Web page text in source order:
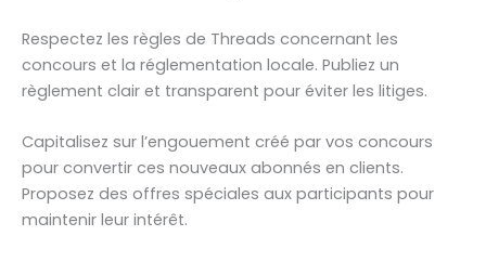
Respectez les règles de Threads concernant les
concours et la réglementation locale. Publiez un
règlement clair et transparent pour éviter les litiges.
Capitalisez sur l’engouement créé par vos concours
pour convertir ces nouveaux abonnés en clients.
Proposez des offres spéciales aux participants pour
maintenir leur intérêt.